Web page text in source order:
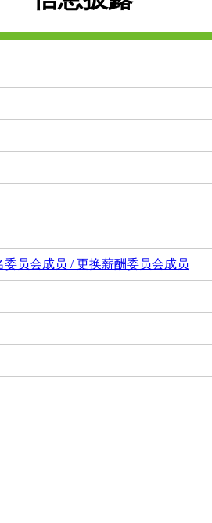
员会成员 / 更换薪酬委员会成员